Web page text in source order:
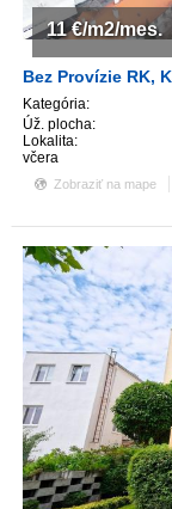
Kategória:
Úž. plocha:
Lokalita:
včera
11 €/m2/mes.
Zobraziť na mape